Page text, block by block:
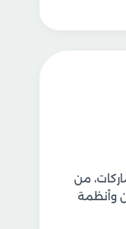
من
وأنظمة